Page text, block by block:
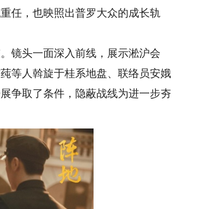
任，也映照出普罗大众的成长轨
头一面深入前线，展示淞沪会
等人斡旋于桂系地盘、联络员安娥
争取了条件，隐蔽战线为进一步夯